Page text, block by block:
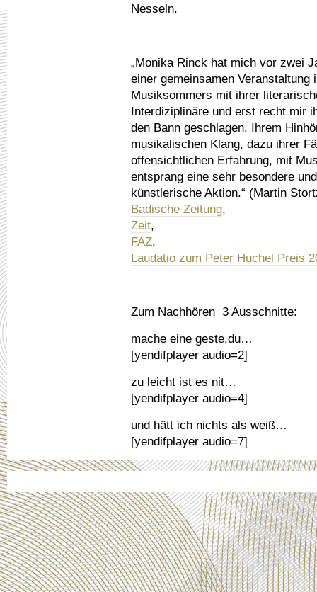
Nesseln.
„Monika Rinck hat mich vor zwei
einer gemeinsamen
Musiksommers mit ihrer
Interdiziplinäre und erst recht mir
den Bann geschlagen. Ihrem
musikalischen Klang, dazu ihrer
offensichtlichen Erfahrung, mit
entsprang eine sehr besondere
künstlerische Aktion.“ (Martin
Badische Zeitung,
Zeit,
FAZ,
Laudatio zum Peter Huchel Preis
Zum Nachhören 3 Ausschnitte:
mache eine geste,du…
[yendifplayer audio=2]
zu leicht ist es nit…
[yendifplayer audio=4]
und hätt ich nichts als weiß…
[yendifplayer audio=7]